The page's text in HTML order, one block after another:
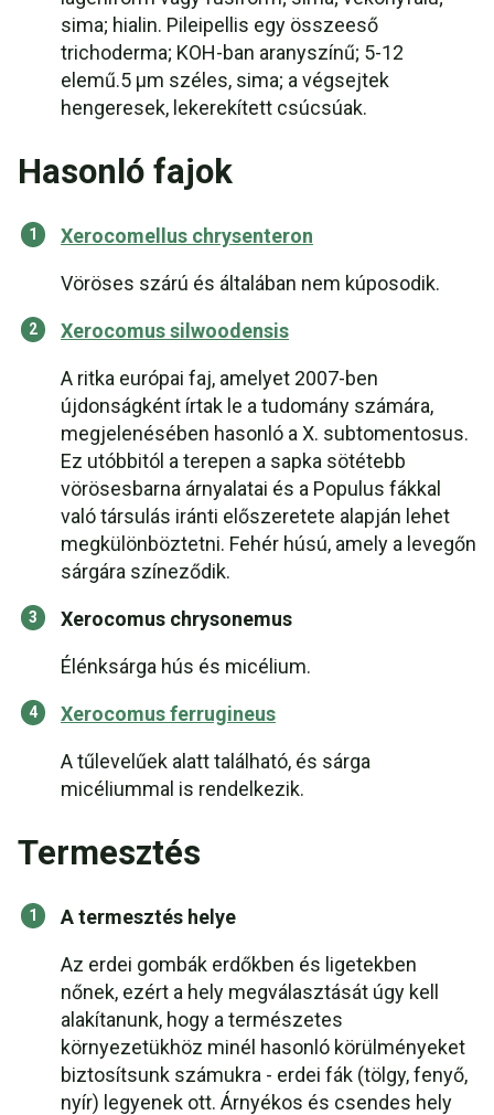
sima; hialin. Pileipellis egy összeeső
trichoderma; KOH-ban aranyszínű; 5-12
elemű.5 µm széles, sima; a végsejtek
hengeresek, lekerekített csúcsúak.
Hasonló fajok
Xerocomellus chrysenteron
Vöröses szárú és általában nem kúposodik.
Xerocomus silwoodensis
A ritka európai faj, amelyet 2007-ben
újdonságként írtak le a tudomány számára,
megjelenésében hasonló a X. subtomentosus.
Ez utóbbitól a terepen a sapka sötétebb
vörösesbarna árnyalatai és a Populus fákkal
való társulás iránti előszeretete alapján lehet
megkülönböztetni. Fehér húsú, amely a levegőn
sárgára színeződik.
Xerocomus chrysonemus
Élénksárga hús és micélium.
Xerocomus ferrugineus
A tűlevelűek alatt található, és sárga
micéliummal is rendelkezik.
Termesztés
A termesztés helye
Az erdei gombák erdőkben és ligetekben
nőnek, ezért a hely megválasztását úgy kell
alakítanunk, hogy a természetes
környezetükhöz minél hasonló körülményeket
biztosítsunk számukra - erdei fák (tölgy, fenyő,
nyír) legyenek ott. Árnyékos és csendes hely